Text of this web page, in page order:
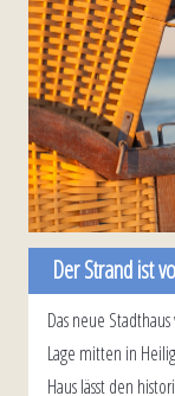
Der Strand ist
Das neue
Lage mitten in
Haus lässt den